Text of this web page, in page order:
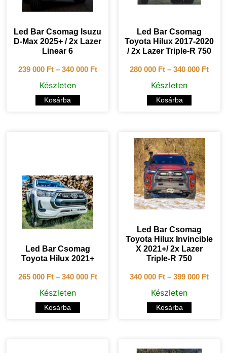
Led Bar Csomag Isuzu
D-Max 2025+ / 2x Lazer
Linear 6
239 000 Ft– 340 000 Ft
Készleten
Kosárba
Led Bar Csomag
Toyota Hilux 2017-2020
/ 2x Lazer Triple-R 750
280 000 Ft –340 000 Ft
Készleten
Kosárba
Led Bar Csomag
Toyota Hilux 2021+
265 000 Ft– 340 000 Ft
Készleten
Kosárba
Led Bar Csomag
Toyota Hilux Invincible
X 2021+/ 2x Lazer
Triple-R 750
340 000 Ft –399 000 Ft
Készleten
Kosárba